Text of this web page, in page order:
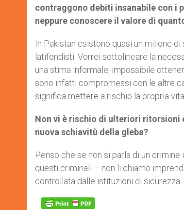
contraggono debiti insanabile con i
neppure conoscere il valore di
In Pakistan esistono quasi un milione
latifondisti. Vorrei sottolineare la
una stima informale; impossibile
sono infatti compromessi con le altre
significa mettere a rischio la propria vita.
Non vi è rischio di ulteriori ritorsioni
nuova schiavitù della gleba?
Penso che se non si parla di un
questi criminali – non li chiamo
controllata dalle istituzioni di sicurezza.